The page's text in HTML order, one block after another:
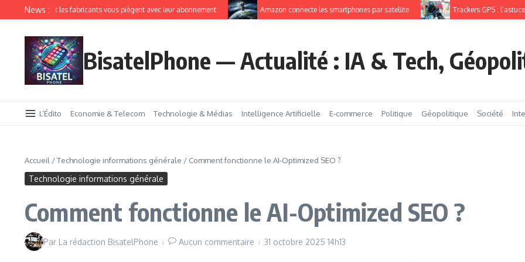
News :
comment les fabricants vous piègent avec leur abonnement Amazon connecte les smartphones par satellite Trackers GPS : l’astuce
BisatelPhone — Actualité : IA & Tech,
L’Édito Economie & Telecom Technologie & Médias Intelligence Artificielle E-commerce Politique Géopolitique Société
Accueil /Technologie informations générale / Comment fonctionne le AI-Optimized SEO ?
Technologie informations générale
Comment fonctionne le AI-Optimized SEO ?
Par La rédaction BisatelPhone Aucun commentaire 31 octobre 2025 14h13